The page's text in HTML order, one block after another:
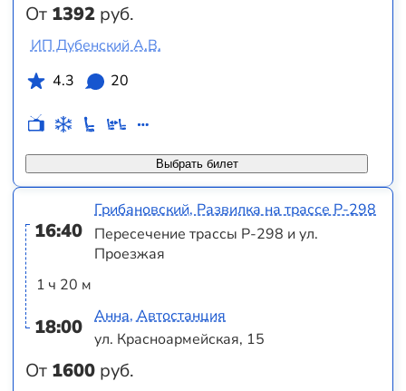
От 1392 руб.
Выбрать билет
ИП Дубенский А.В.
4.3
20
16:40
1 ч 20 м
18:00
От 1600 руб.
Грибановский, Развилка на трассе Р-298
Пересечение трассы Р-298 и ул.
Проезжая
Анна, Автостанция
ул. Красноармейская, 15